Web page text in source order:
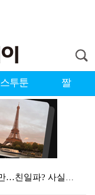
스투툰 짤
하영 측 "증조부 안상호 맞지만…친일파? 사실무근" […